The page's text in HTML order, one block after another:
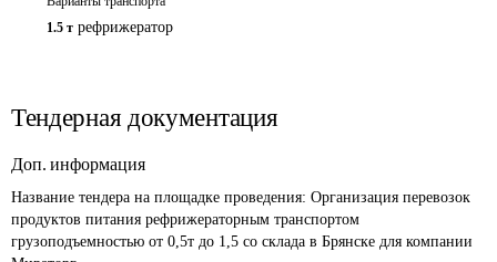
1.5 т рефрижератор
Тендерная документация
Доп. информация
Название тендера на площадке проведения: Организация перевозок
продуктов питания рефрижераторным транспортом
грузоподъемностью от 0,5т до 1,5 со склада в Брянске для компании